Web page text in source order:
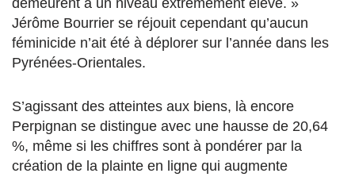
demeurent à un niveau extrêmement élevé. »
Jérôme Bourrier se réjouit cependant qu’aucun
féminicide n’ait été à déplorer sur l’année dans les
Pyrénées-Orientales.
S’agissant des atteintes aux biens, là encore
Perpignan se distingue avec une hausse de 20,64
%, même si les chiffres sont à pondérer par la
création de la plainte en ligne qui augmente